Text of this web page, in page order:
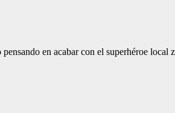
en acabar con el superhéroe